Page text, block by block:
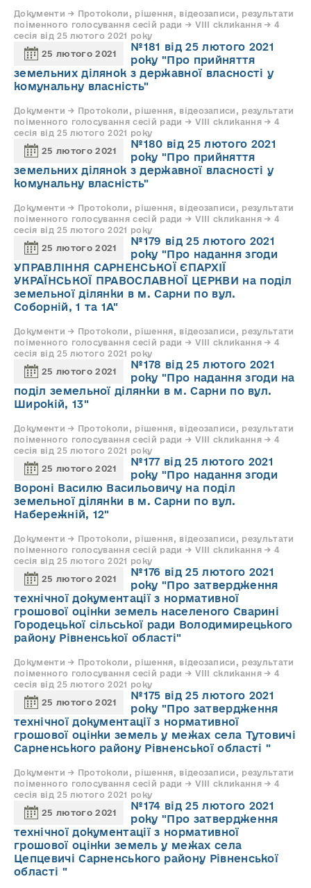
Документи → Протоколи, рішення, відеозаписи, результати
поіменного голосування сесій ради → VIII скликання → 4
сесія від 25 лютого 2021 року
25 лютого 2021
№181 від 25 лютого 2021
року "Про прийняття
земельних ділянок з державної власності у
комунальну власність"
Документи → Протоколи, рішення, відеозаписи, результати
поіменного голосування сесій ради → VIII скликання → 4
сесія від 25 лютого 2021 року
25 лютого 2021
№180 від 25 лютого 2021
року "Про прийняття
земельних ділянок з державної власності у
комунальну власність"
Документи → Протоколи, рішення, відеозаписи, результати
поіменного голосування сесій ради → VIII скликання → 4
сесія від 25 лютого 2021 року
25 лютого 2021
№179 від 25 лютого 2021
року "Про надання згоди
УПРАВЛІННЯ САРНЕНСЬКОЇ ЄПАРХІЇ
УКРАЇНСЬКОЇ ПРАВОСЛАВНОЇ ЦЕРКВИ на поділ
земельної ділянки в м. Сарни по вул.
Соборній, 1 та 1А"
Документи → Протоколи, рішення, відеозаписи, результати
поіменного голосування сесій ради → VIII скликання → 4
сесія від 25 лютого 2021 року
25 лютого 2021
№178 від 25 лютого 2021
року "Про надання згоди на
поділ земельної ділянки в м. Сарни по вул.
Широкій, 13"
Документи → Протоколи, рішення, відеозаписи, результати
поіменного голосування сесій ради → VIII скликання → 4
сесія від 25 лютого 2021 року
25 лютого 2021
№177 від 25 лютого 2021
року "Про надання згоди
Вороні Василю Васильовичу на поділ
земельної ділянки в м. Сарни по вул.
Набережній, 12"
Документи → Протоколи, рішення, відеозаписи, результати
поіменного голосування сесій ради → VIII скликання → 4
сесія від 25 лютого 2021 року
25 лютого 2021
№176 від 25 лютого 2021
року "Про затвердження
технічної документації з нормативної
грошової оцінки земель населеного Сварині
Городецької сільської ради Володимирецького
району Рівненської області"
Документи → Протоколи, рішення, відеозаписи, результати
поіменного голосування сесій ради → VIII скликання → 4
сесія від 25 лютого 2021 року
25 лютого 2021
№175 від 25 лютого 2021
року "Про затвердження
технічної документації з нормативної
грошової оцінки земель у межах села Тутовичі
Сарненського району Рівненської області "
Документи → Протоколи, рішення, відеозаписи, результати
поіменного голосування сесій ради → VIII скликання → 4
сесія від 25 лютого 2021 року
25 лютого 2021
№174 від 25 лютого 2021
року "Про затвердження
технічної документації з нормативної
грошової оцінки земель у межах села
Цепцевичі Сарненського району Рівненської
області "